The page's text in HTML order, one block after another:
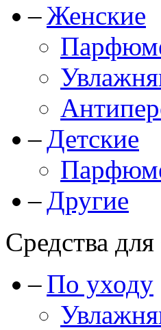
Женские
Детские
Другие
Средства для
По уходу